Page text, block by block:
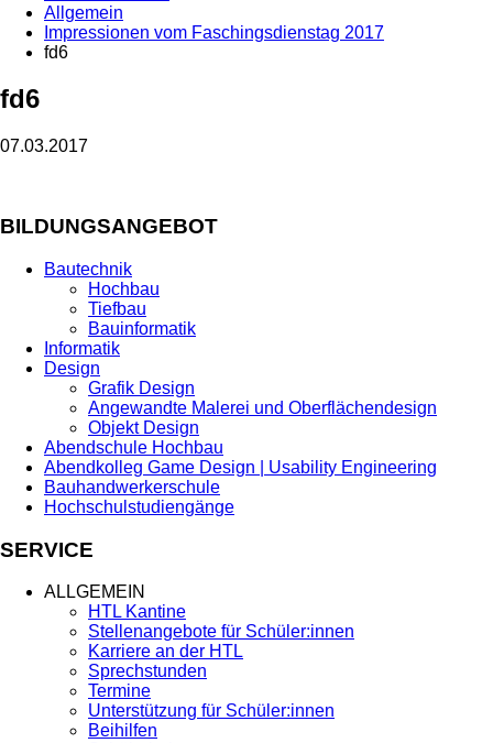
Allgemein
Impressionen vom Faschingsdienstag 2017
fd6
fd6
07.03.2017
BILDUNGSANGEBOT
Bautechnik
Hochbau
Tiefbau
Bauinformatik
Informatik
Design
Grafik Design
Angewandte Malerei und Oberflächendesign
Objekt Design
Abendschule Hochbau
Abendkolleg Game Design | Usability Engineering
Bauhandwerkerschule
Hochschulstudiengänge
SERVICE
ALLGEMEIN
HTL Kantine
Stellenangebote für Schüler:innen
Karriere an der HTL
Sprechstunden
Termine
Unterstützung für Schüler:innen
Beihilfen